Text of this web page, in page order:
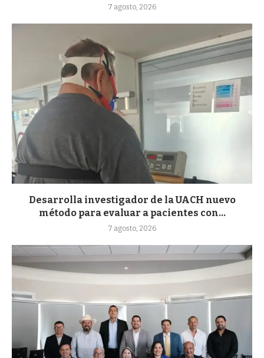
7 agosto, 2026
Desarrolla investigador de la UACH nuevo
método para evaluar a pacientes con...
7 agosto, 2026